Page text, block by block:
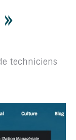
»
techniciens